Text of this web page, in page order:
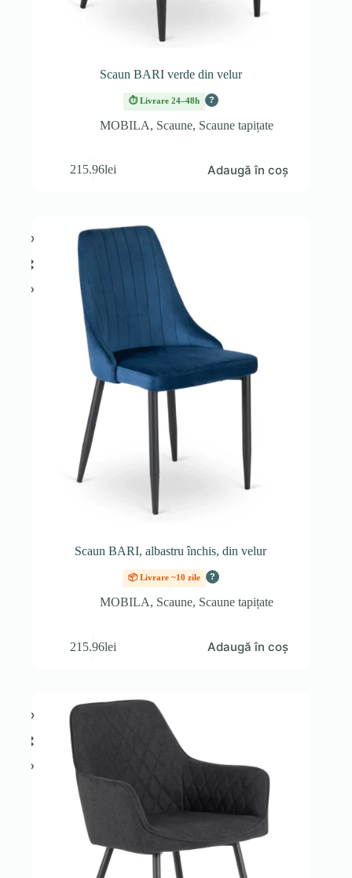
Scaun BARI verde din velur
⏱ Livrare 24–48h ?
MOBILA, Scaune, Scaune tapițate
215.96lei Adaugă în coș
Scaun BARI, albastru închis, din velur
📦 Livrare ~10 zile ?
MOBILA, Scaune, Scaune tapițate
215.96lei Adaugă în coș